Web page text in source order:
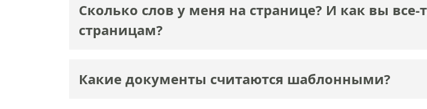
Сколько слов у меня на странице? И как вы
страницам?
Какие документы считаются шаблонными?